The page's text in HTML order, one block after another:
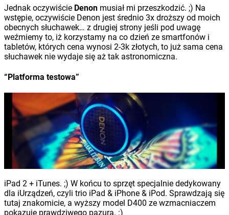
Jednak oczywiście Denon musiał mi przeszkodzić. ;) Na
wstępie, oczywiście Denon jest średnio 3x droższy od moich
obecnych słuchawek… z drugiej strony jeśli pod uwagę
weźmiemy to, iż korzystamy na co dzień ze smartfonów i
tabletów, których cena wynosi 2-3k złotych, to już sama cena
słuchawek nie wydaje się aż tak astronomiczna.
“Platforma testowa”
iPad 2 + iTunes. ;) W końcu to sprzęt specjalnie dedykowany
dla iUrządzeń, czyli trio iPad & iPhone & iPod. Sprawdzają się
tutaj znakomicie, a wyższy model D400 ze wzmacniaczem
pokazuje prawdziwego pazura. :)